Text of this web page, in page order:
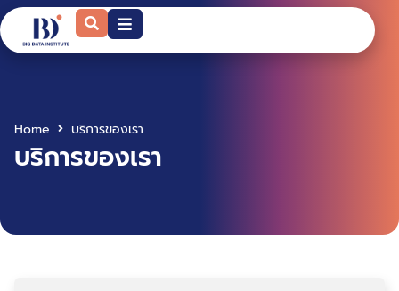
Home บริการของเรา
บริการของเรา